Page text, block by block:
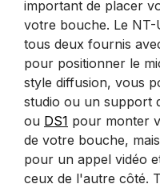
important de placer
votre bouche. Le
tous deux fournis
pour positionner le
style diffusion, vous
studio ou un support
ou DS1 pour monter
de votre bouche,
pour un appel vidéo
ceux de l'autre côté.